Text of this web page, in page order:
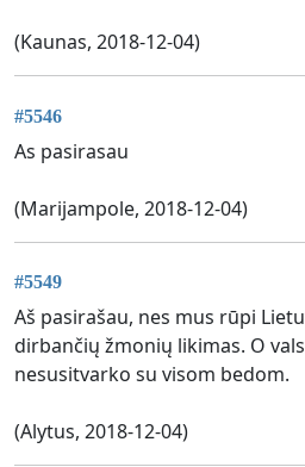
(Kaunas, 2018-12-04)
#5546
As pasirasau
(Marijampole, 2018-12-04)
#5549
Aš pasirašau, nes mus rūpi
dirbančių žmonių likimas. O
nesusitvarko su visom bedom.
(Alytus, 2018-12-04)